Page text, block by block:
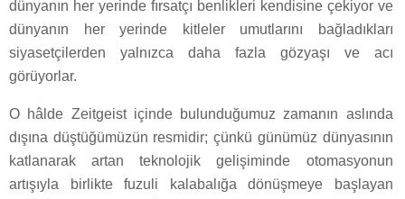
dünyanın her yerinde fırsatçı benlikleri kendisine çekiyor ve
dünyanın her yerinde kitleler umutlarını bağladıkları
siyasetçilerden yalnızca daha fazla gözyaşı ve acı
görüyorlar.
O hâlde Zeitgeist içinde bulunduğumuz zamanın aslında
dışına düştüğümüzün resmidir; çünkü günümüz dünyasının
katlanarak artan teknolojik gelişiminde otomasyonun
artışıyla birlikte fuzuli kalabalığa dönüşmeye başlayan